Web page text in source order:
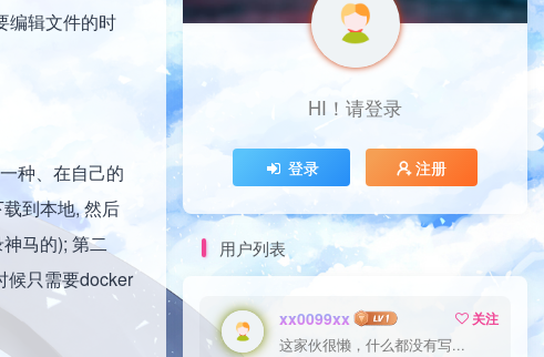
编辑文件的时
种、在自己的
到本地, 然后
马的); 第二
候只需要docker
HI！请登录
登录 注册
用户列表
xx0099xx
关注
这家伙很懒，什么都没有写...